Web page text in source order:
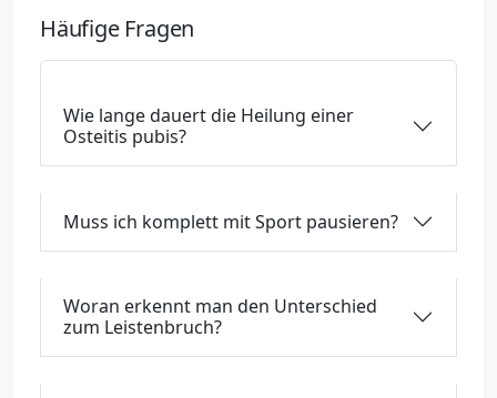
Häufige Fragen
Wie lange dauert die Heilung einer
Osteitis pubis?
Muss ich komplett mit Sport pausieren?
Woran erkennt man den Unterschied
zum Leistenbruch?